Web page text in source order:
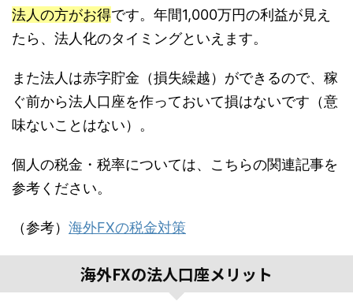
法人の方がお得です。年間1,000万円の利益が見え
たら、法人化のタイミングといえます。
また法人は赤字貯金（損失繰越）ができるので、稼
ぐ前から法人口座を作っておいて損はないです（意
味ないことはない）。
個人の税金・税率については、こちらの関連記事を
参考ください。
（参考） 海外FXの税金対策
海外FXの法人口座メリット